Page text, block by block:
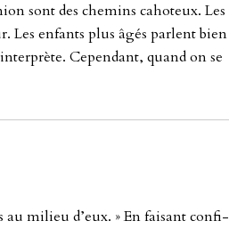
sont des che­mins ca­ho­teux. Les
Les en­fants plus âgés par­lent bien
Ce­pen­dant, qu­and on se
au mi­lieu d’eux. » En fai­sant con­fi­